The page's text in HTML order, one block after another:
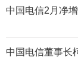
中国电信2月净
中国电信董事长